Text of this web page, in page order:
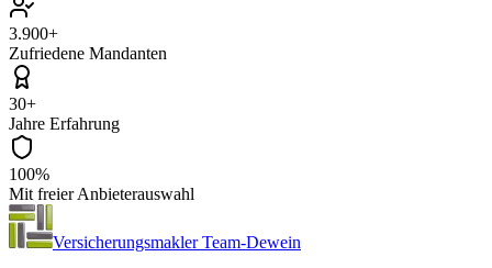
3.900+
Zufriedene Mandanten
30+
Jahre Erfahrung
100%
Mit freier Anbieterauswahl
Versicherungsmakler Team-Dewein